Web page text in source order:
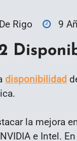
Rigo 9
disponibilidad
la mejora
e Intel.